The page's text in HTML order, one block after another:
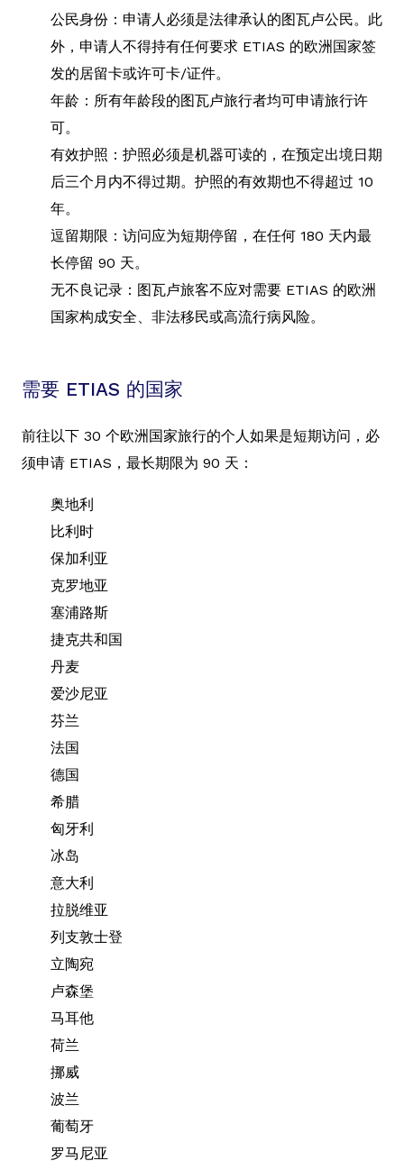
公民身份：申请人必须是法律承认的图瓦卢公民。此
外，申请人不得持有任何要求 ETIAS 的欧洲国家签
发的居留卡或许可卡/证件。
年龄：所有年龄段的图瓦卢旅行者均可申请旅行许
可。
有效护照：护照必须是机器可读的，在预定出境日期
后三个月内不得过期。护照的有效期也不得超过 10
年。
逗留期限：访问应为短期停留，在任何 180 天内最
长停留 90 天。
无不良记录：图瓦卢旅客不应对需要 ETIAS 的欧洲
国家构成安全、非法移民或高流行病风险。
需要 ETIAS 的国家
前往以下 30 个欧洲国家旅行的个人如果是短期访问，必
须申请 ETIAS，最长期限为 90 天：
奥地利
比利时
保加利亚
克罗地亚
塞浦路斯
捷克共和国
丹麦
爱沙尼亚
芬兰
法国
德国
希腊
匈牙利
冰岛
意大利
拉脱维亚
列支敦士登
立陶宛
卢森堡
马耳他
荷兰
挪威
波兰
葡萄牙
罗马尼亚